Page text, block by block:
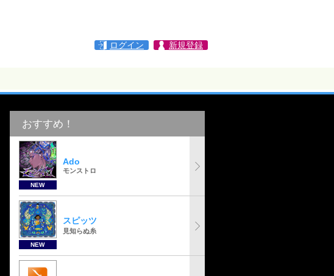
ログイン 新規登録
おすすめ！
NEW
Ado
モンストロ
NEW
スピッツ
見知らぬ糸